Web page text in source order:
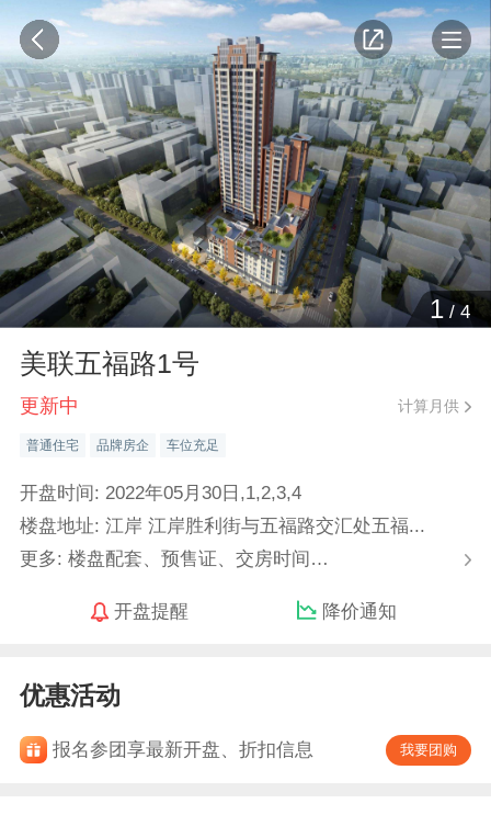
1/ 4
美联五福路1号
更新中 计算月供
普通住宅 品牌房企 车位充足
开盘时间: 2022年05月30日,1,2,3,4
楼盘地址: 江岸 江岸胜利街与五福路交汇处五福...
更多: 楼盘配套、预售证、交房时间…
开盘提醒 降价通知
优惠活动
报名参团享最新开盘、折扣信息 我要团购